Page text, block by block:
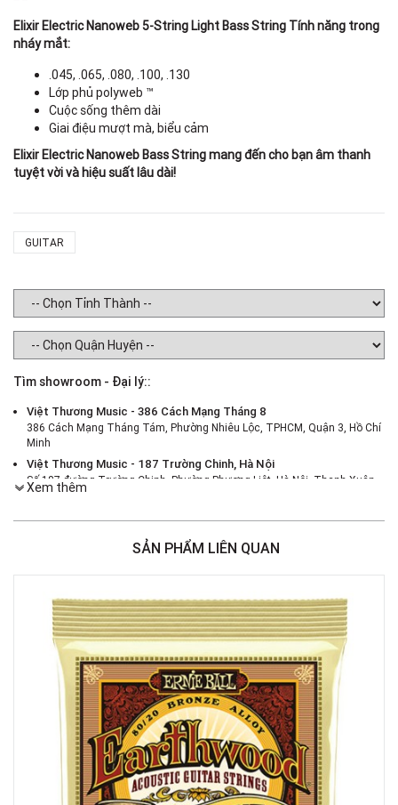
Elixir Electric Nanoweb 5-String Light Bass String Tính năng trong
nháy mắt:
.045, .065, .080, .100, .130
Lớp phủ polyweb ™
Cuộc sống thêm dài
Giai điệu mượt mà, biểu cảm
Elixir Electric Nanoweb Bass String mang đến cho bạn âm thanh
tuyệt vời và hiệu suất lâu dài!
GUITAR
Tìm showroom - Đại lý::
Việt Thương Music - 386 Cách Mạng Tháng 8
386 Cách Mạng Tháng Tám, Phường Nhiêu Lộc, TPHCM, Quận 3, Hồ Chí
Minh
Việt Thương Music - 187 Trường Chinh, Hà Nội
Số 187 đường Trường Chinh, Phường Phương Liệt, Hà Nội, Thanh Xuân ,
Hà Nội
Việt Thương Music - 46 Hào Nam
Việt Thương Music - Crescent Mall
Việt Thương Music - 180 Võ Thị Sáu
180B Võ Thị Sáu, Phường Xuân Hòa, TPHCM, Quận 3, Hồ Chí Minh
Việt Thương Music - 369 Điện Biên Phủ
369 Điện Biên Phủ, Phường Bàn Cờ, TPHCM, Quận 3, Hồ Chí Minh
Việt Thương Music - 102Q An Dương Vương
102Q Đường An Dương Vương, Phường An Đông, TPHCM, Quận 5, Hồ Chí
Việt Thương Music - 49E Phan Đăng Lưu
49E Phan Đăng Lưu, Phường Bình Thạnh, TPHCM, Quận Bình Thạnh, Hồ
Việt Thương Music - Phường Gò Vấp
11 Đường số 3, Khu dân cư Cityland Park Hill, Phường Gò Vấp, TPHCM,
Xem thêm
SẢN PHẨM LIÊN QUAN